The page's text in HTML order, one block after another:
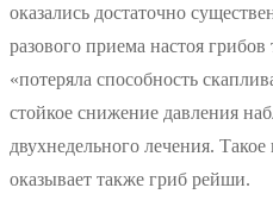
оказались достаточно
разового приема настоя
«потеряла способность
стойкое снижение давления
двухнедельного лечения.
оказывает также гриб рейши.